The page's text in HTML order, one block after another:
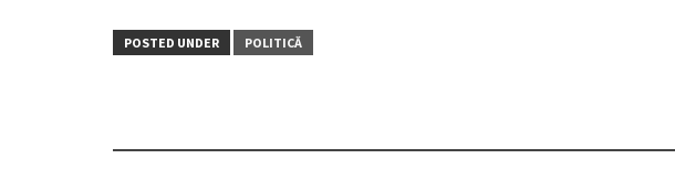
POSTED UNDER POLITICĂ